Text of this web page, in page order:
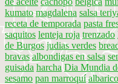
kumato magdalena salsa
receta de temporada pasta
saquitos lenteja roja trenzado
de Burgos judias verdes
bravas albondigas en salsa
guisada harcha Dia Mundia
sesamo pan marroquí